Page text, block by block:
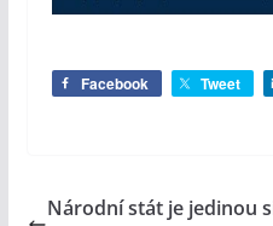
Facebook Tweet
Národní stát je jedinou